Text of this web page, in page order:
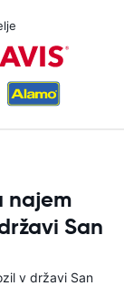
najem
San
v državi San